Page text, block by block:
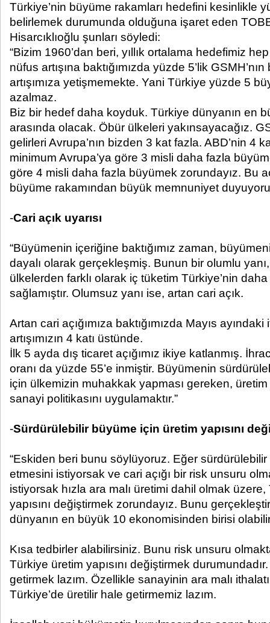
Türkiye’nin büyüme rakamları hedefini kesinlikle
belirlemek durumunda olduğuna işaret eden
Hisarcıklıoğlu şunları söyledi:
“Bizim 1960’dan beri, yıllık ortalama hedefimiz
nüfus artışına baktığımızda yüzde 5’lik
artışımıza yetişmemekte. Yani Türkiye yüzde 5
azalmaz.
Biz bir hedef daha koyduk. Türkiye dünyanın en
arasında olacak. Öbür ülkeleri yakınsayacağız.
gelirleri Avrupa’nın bizden 3 kat fazla. ABD’nin 4
minimum Avrupa’ya göre 3 misli daha fazla
göre 4 misli daha fazla büyümek zorundayız. Bu
büyüme rakamından büyük memnuniyet
-Cari açık uyarısı
“Büyümenin içeriğine baktığımız zaman,
dayalı olarak gerçekleşmiş. Bunun bir olumlu
ülkelerden farklı olarak iç tüketim Türkiye’nin daha
sağlamıştır. Olumsuz yanı ise, artan cari açık.
Artan cari açığımıza baktığımızda Mayıs ayındaki
artışımızın 4 katı üstünde.
İlk 5 ayda dış ticaret açığımız ikiye katlanmış.
oranı da yüzde 55’e inmiştir. Büyümenin
için ülkemizin muhakkak yapması gereken, üretim
sanayi politikasını uygulamaktır.”
-Sürdürülebilir büyüme için üretim yapısını
“Eskiden beri bunu söylüyoruz. Eğer
etmesini istiyorsak ve cari açığı bir risk unsuru
istiyorsak hızla ara malı üretimi dahil olmak üzere,
yapısını değiştirmek zorundayız. Bunu
dünyanın en büyük 10 ekonomisinden birisi
Kısa tedbirler alabilirsiniz. Bunu risk unsuru
Türkiye üretim yapısını değiştirmek
getirmek lazım. Özellikle sanayinin ara malı
Türkiye’de üretilir hale getirmemiz lazım.